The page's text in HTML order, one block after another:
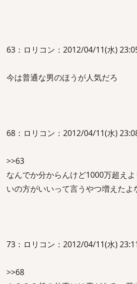
63：ロリコン：2012/04/11(水)
今は普通な男のほうが人気だろ
68：ロリコン：2012/04/11(水)
>>63
なんでか分からんけど1000万超え
いの方がいいって言うやつ増えたよ
73：ロリコン：2012/04/11(水)
>>68